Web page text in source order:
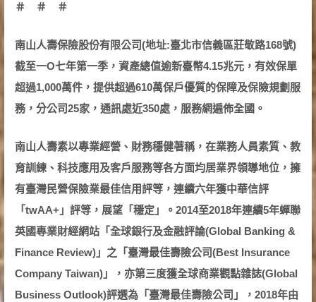
＃ ＃ ＃
南山人壽保險股份有限公司(地址:臺北市信義區莊敬路168號)
截至一Ο七年第一季，資產總值逾新臺幣4.15兆元，有效保單
超過1,000萬件，提供超過610萬保戶優質的保障及保險規劃服
務，分公司25家，通訊處近350處，服務網遍佈全國。
南山人壽素以專業經營、財務穩健著稱，在業務人員素質、教
育訓練、科技應用及客戶服務等各方面均居業界領導地位，擁
有臺灣民營保險業最佳信用評等，連續六年獲中華信評
「twAA+」評等，展望「穩定」。2014至2018年連續5年蟬聯
英國專業財經網站「全球銀行及金融評論(Global Banking &
Finance Review)」之「臺灣最佳壽險公司(Best Insurance
Company Taiwan)」，亦第三度獲全球商業觀點雜誌(Global
Business Outlook)評選為「臺灣最佳壽險公司」，2018年由